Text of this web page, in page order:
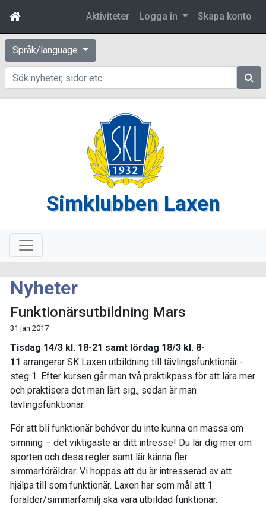
Aktiviteter Logga in Skapa konto
Språk/language
Sök
Simklubben Laxen
Nyheter
Funktionärsutbildning Mars
31 jan 2017
Tisdag 14/3 kl. 18-21 samt lördag 18/3 kl. 8-
11 arrangerar SK Laxen utbildning till tävlingsfunktionär -
steg 1. Efter kursen går man två praktikpass för att lära mer
och praktisera det man lärt sig., sedan är man
tävlingsfunktionär.
För att bli funktionär behöver du inte kunna en massa om
simning – det viktigaste är ditt intresse! Du lär dig mer om
sporten och dess regler samt lär känna fler
simmarföräldrar. Vi hoppas att du är intresserad av att
hjälpa till som funktionär. Laxen har som mål att 1
förälder/simmarfamilj ska vara utbildad funktionär.